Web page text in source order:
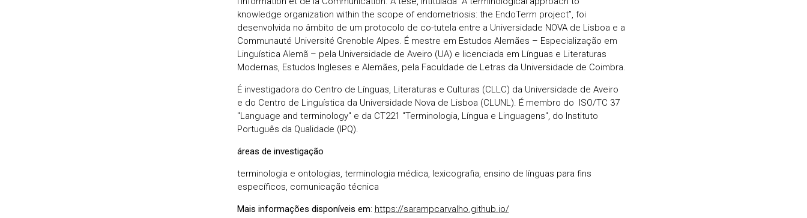
knowledge organization within the scope of endometriosis: the EndoTerm project”, foi
desenvolvida no âmbito de um protocolo de co-tutela entre a Universidade NOVA de Lisboa e a
Communauté Université Grenoble Alpes. É mestre em Estudos Alemães – Especialização em
Linguística Alemã – pela Universidade de Aveiro (UA) e licenciada em Línguas e Literaturas
Modernas, Estudos Ingleses e Alemães, pela Faculdade de Letras da Universidade de Coimbra.
É investigadora do Centro de Línguas, Literaturas e Culturas (CLLC) da Universidade de Aveiro
e do Centro de Linguística da Universidade Nova de Lisboa (CLUNL). É membro do ISO/TC 37
"Language and terminology" e da CT221 "Terminologia, Língua e Linguagens", do Instituto
Português da Qualidade (IPQ).
áreas de investigação
terminologia e ontologias, terminologia médica, lexicografia, ensino de línguas para fins
específicos, comunicação técnica
Mais informações disponíveis em: https://sarampcarvalho.github.io/